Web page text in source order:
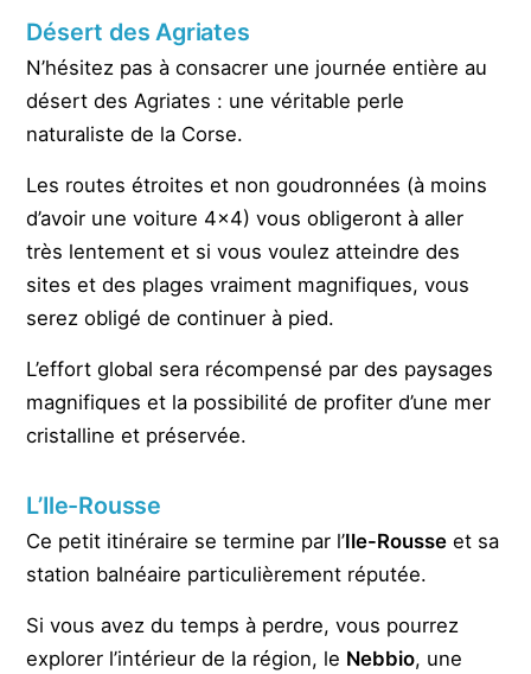
Désert des Agriates
N’hésitez pas à consacrer une journée entière au
désert des Agriates : une véritable perle
naturaliste de la Corse.
Les routes étroites et non goudronnées (à moins
d’avoir une voiture 4×4) vous obligeront à aller
très lentement et si vous voulez atteindre des
sites et des plages vraiment magnifiques, vous
serez obligé de continuer à pied.
L’effort global sera récompensé par des paysages
magnifiques et la possibilité de profiter d’une mer
cristalline et préservée.
L’Ile-Rousse
Ce petit itinéraire se termine par l’Ile-Rousse et sa
station balnéaire particulièrement réputée.
Si vous avez du temps à perdre, vous pourrez
explorer l’intérieur de la région, le Nebbio, une